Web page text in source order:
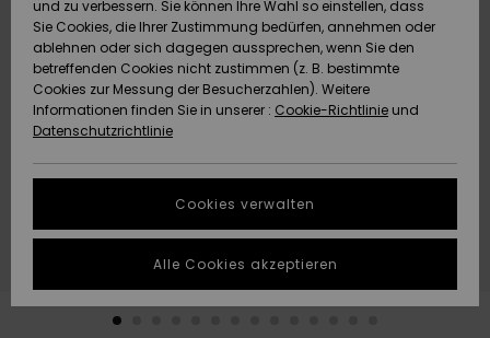
Snow
Brandneu
Highlights
Snow
Brandneu
Highlights
Community
HILFE & KONTAKT
Freedom
Datenschutz
Starten Sie eine
um die
schnellste
Antwort auf Ihre
NACHHALTIGKEIT
SHOPS
QUIKSILVER APP
WUNSCHLISTE
und zu verbessern. Sie können Ihre Wahl so einstellen, dass
Sie Cookies, die Ihrer Zustimmung bedürfen, annehmen oder
ablehnen oder sich dagegen aussprechen, wenn Sie den
betreffenden Cookies nicht zustimmen (z. B. bestimmte
Cookies zur Messung der Besucherzahlen). Weitere
Informationen finden Sie in unserer : Cookie-Richtlinie und
Datenschutzrichtlinie
Cookies verwalten
Alle Cookies akzeptieren